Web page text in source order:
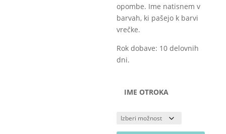
opombe. Ime natisnem v
barvah, ki pašejo k barvi
vrečke.
Rok dobave: 10 delovnih
dni.
IME OTROKA